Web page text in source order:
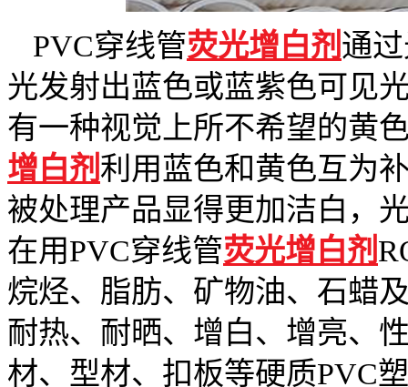
PVC穿线管荧光增白剂 通
光发射出蓝色或蓝紫色可见
有一种视觉上所不希望的黄
增白剂 利用蓝色和黄色互为
被处理产品显得更加洁白，
在用PVC穿线管荧光增白剂
烷烃、脂肪、矿物油、石蜡
耐热、耐晒、增白、增亮、
材、型材、扣板等硬质PVC